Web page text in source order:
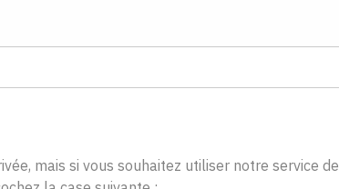
mais si vous souhaitez utiliser notre service de